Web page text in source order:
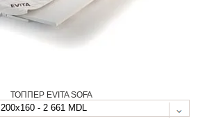
ТОППЕР EVITA SOFA
200x160 - 2 661 MDL